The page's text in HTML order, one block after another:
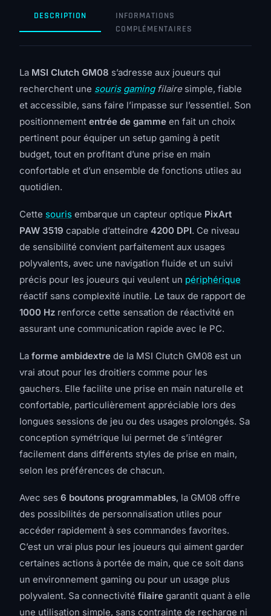
DESCRIPTION
INFORMATIONS
COMPLÉMENTAIRES
La MSI Clutch GM08 s’adresse aux joueurs qui
recherchent une souris gamingfilairesimple, fiable
et accessible, sans faire l’impasse sur l’essentiel. Son
positionnement entrée de gamme en fait un choix
pertinent pour équiper un setup gaming à petit
budget, tout en profitant d’une prise en main
confortable et d’un ensemble de fonctions utiles au
quotidien.
Cette souris embarque un capteur optique PixArt
PAW 3519 capable d’atteindre 4200 DPI. Ce niveau
de sensibilité convient parfaitement aux usages
polyvalents, avec une navigation fluide et un suivi
précis pour les joueurs qui veulent un périphérique
réactif sans complexité inutile. Le taux de rapport de
1000 Hz renforce cette sensation de réactivité en
assurant une communication rapide avec le PC.
La forme ambidextre de la MSI Clutch GM08 est un
vrai atout pour les droitiers comme pour les
gauchers. Elle facilite une prise en main naturelle et
confortable, particulièrement appréciable lors des
longues sessions de jeu ou des usages prolongés. Sa
conception symétrique lui permet de s’intégrer
facilement dans différents styles de prise en main,
selon les préférences de chacun.
Avec ses 6 boutons programmables, la GM08 offre
des possibilités de personnalisation utiles pour
accéder rapidement à ses commandes favorites.
C’est un vrai plus pour les joueurs qui aiment garder
certaines actions à portée de main, que ce soit dans
un environnement gaming ou pour un usage plus
polyvalent. Sa connectivité filaire garantit quant à elle
une utilisation simple, sans contrainte de recharge ni